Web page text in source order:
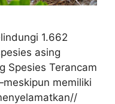
1.662
asing
Spesies Terancam
memiliki